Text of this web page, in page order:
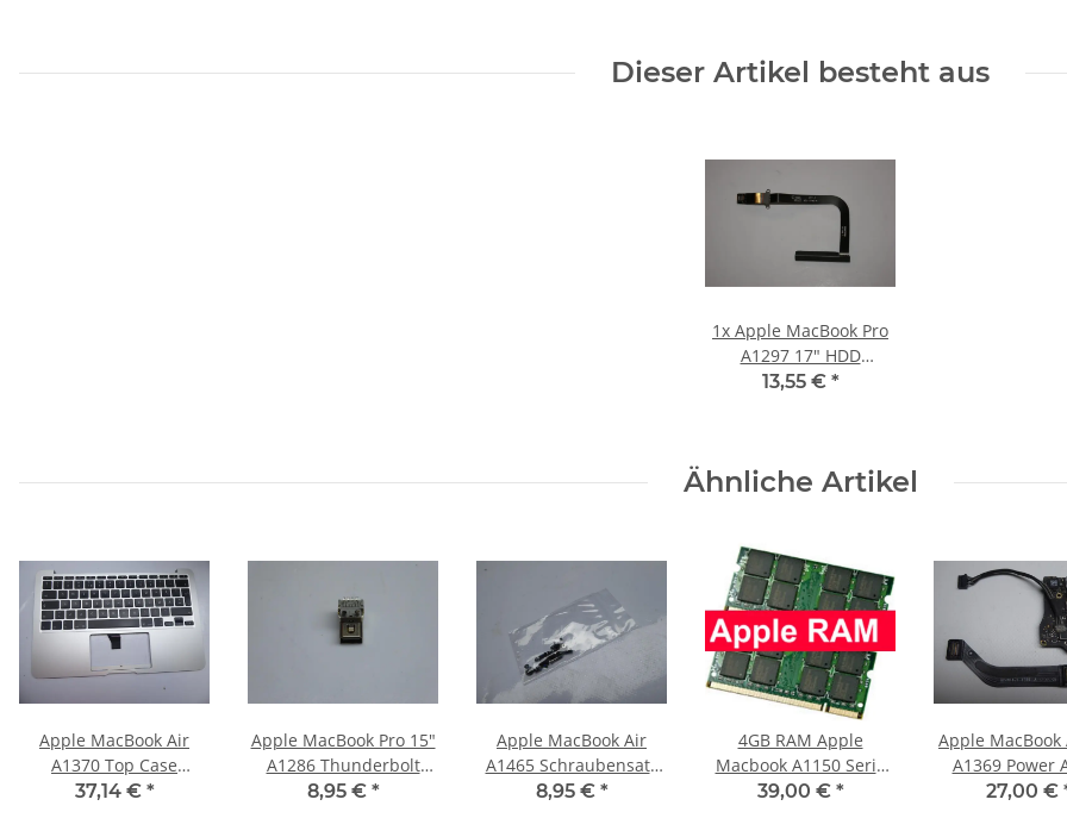
Dieser Artikel besteht aus
1x Apple MacBook Pro
A1297 17" HDD
Festplatten Kabel 821-
13,55 € *
Ähnliche Artikel
Apple MacBook Air
A1370 Top Case
Keyboard Norway
37,14 € *
Apple MacBook Pro 15"
A1286 Thunderbolt
Mini Display Port Late
8,95 € *
Apple MacBook Air
A1465 Schraubensatz
Screws Set Mid 2012
8,95 € *
4GB RAM Apple
Macbook A1150 Serie
Speicher Kit OF 2 x 2GB
39,00 € *
Apple MacBook
A1369 Power
Board + Kabel
27,00 €